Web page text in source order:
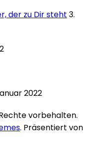
der zu Dir steht 3.
2022
vorbehalten.
. Präsentiert von